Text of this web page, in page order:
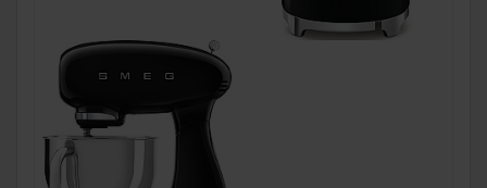
degkonsistenserna och alltid försäkra utmärkta
resultat
Smooth Start-system för perfekt effektivitet vid
blandning av ingredienser, och mindre stänk
Kraftfull motor och planetarisk rotation som
garanterar att ingredienserna blandas på ett perfekt